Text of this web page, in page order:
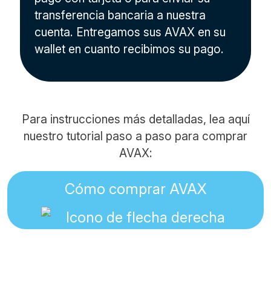
transferencia bancaria a nuestra
cuenta. Entregamos sus AVAX en su
wallet en cuanto recibimos su pago.
Para instrucciones más detalladas, lea aquí
nuestro tutorial paso a paso para comprar
AVAX:
Cómo comprar AVAX